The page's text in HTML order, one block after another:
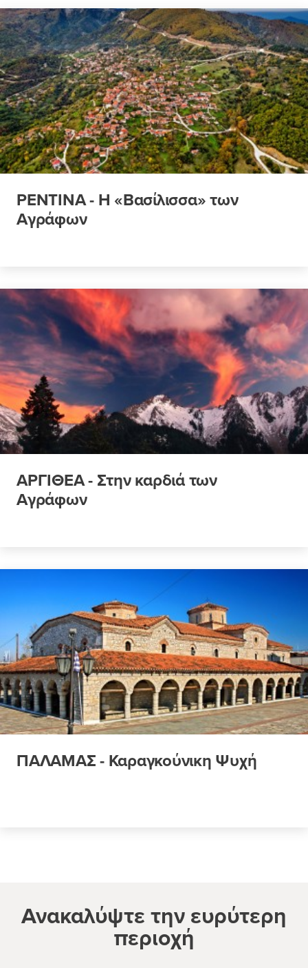
ΡΕΝΤΙΝΑ - Η «Βασίλισσα» των
Αγράφων
ΑΡΓΙΘΕΑ - Στην καρδιά των
Αγράφων
ΠΑΛΑΜΑΣ - Καραγκούνικη Ψυχή
Ανακαλύψτε την ευρύτερη
περιοχή